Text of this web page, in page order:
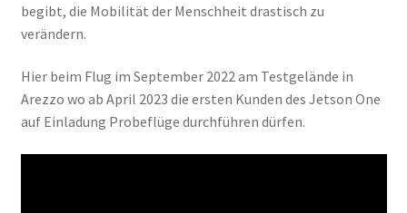
begibt, die Mobilität der Menschheit drastisch zu
verändern.
Hier beim Flug im September 2022 am Testgelände in
Arezzo wo ab April 2023 die ersten Kunden des Jetson One
auf Einladung Probeflüge durchführen dürfen.